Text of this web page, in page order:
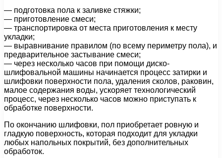
— подготовка пола к заливке стяжки;
— приготовление смеси;
— транспортировка от места приготовления к месту
укладки;
— выравнивание правилом (по всему периметру пола), и
предварительное застывание смеси;
— через несколько часов при помощи диско-
шлифовальной машины начинается процесс затирки и
шлифовки поверхности пола, удаления сколов, раковин,
малое содержания воды, ускоряет технологический
процесс, через несколько часов можно приступать к
обработке поверхности.
По окончанию шлифовки, пол приобретает ровную и
гладкую поверхность, которая подходит для укладки
любых напольных покрытий, без дополнительных
обработок.